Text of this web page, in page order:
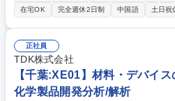
候補を募集。国内で知識習得後、現地赴任頂きます。 現
から業務引継ぎを実施。約50名の工場や
します。■工場管理および営業拠点の業
ント ■日本本社の方針に基づく現地経営
善施策の実行 ■現トップからの業務引継
長を続ける海外拠点の経営を担う、裁量
活かして拠点長として手腕を発揮できます。 募集職種 【海外製造
任者候補(中国/珠海)】スタンダード上場/
在宅OK
完全週休2日制 中国語 土日祝
正社員
TDK株式会社
【千葉:XE01】材料・デバイ
化学製品開発分析/解析